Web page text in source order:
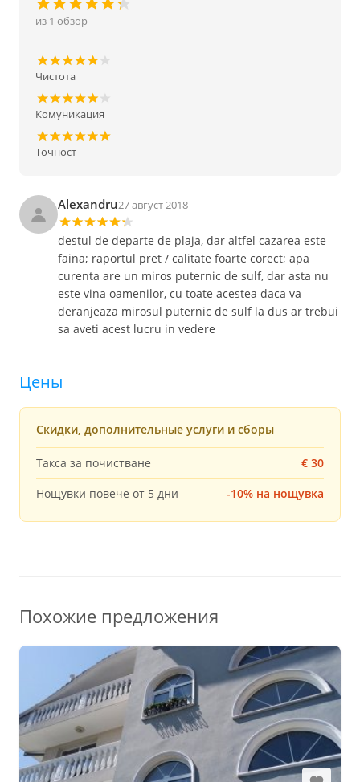
из 1 обзор
Чистота
Комуникация
Точност
Alexandru27 август 2018
destul de departe de plaja, dar altfel cazarea este
faina; raportul pret / calitate foarte corect; apa
curenta are un miros puternic de sulf, dar asta nu
este vina oamenilor, cu toate acestea daca va
deranjeaza mirosul puternic de sulf la dus ar trebui
sa aveti acest lucru in vedere
Цены
Скидки, дополнительные услуги и сборы
Такса за почистване
€ 30
Нощувки повече от 5 дни
-10% на нощувка
Похожие предложения